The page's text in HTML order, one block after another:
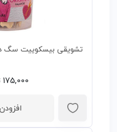
تشویقی بیسکوییت سگ
175,000